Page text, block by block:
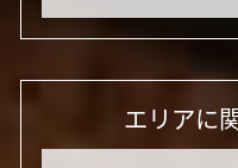
エリアに